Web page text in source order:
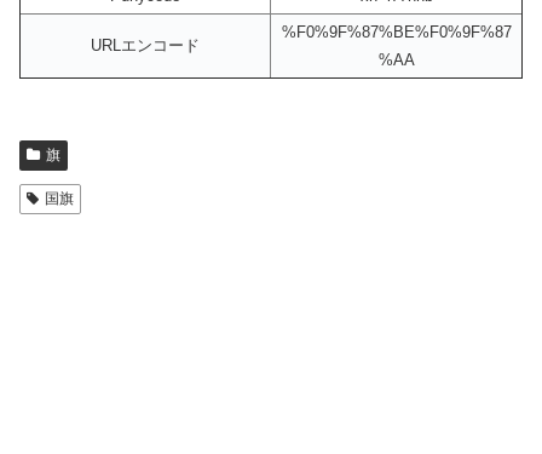
URLエンコード
%F0%9F%87%BE%F0%9F%87
%AA
旗
国旗